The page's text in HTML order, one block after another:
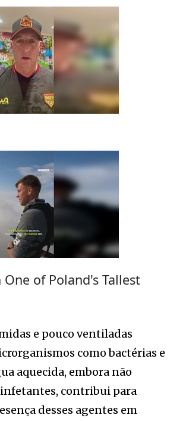
of Poland's Tallest
e pouco ventiladas
como bactérias e
aquecida, embora não
contribui para
desses agentes em